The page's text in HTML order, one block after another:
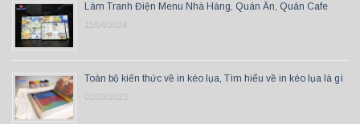
Làm Tranh Điện Menu Nhà Hàng, Quán Ăn, Quán Cafe
11/04/2024
Toàn bộ kiến thức về in kéo lụa, Tìm hiểu về in kéo lụa là gì
02/03/2023